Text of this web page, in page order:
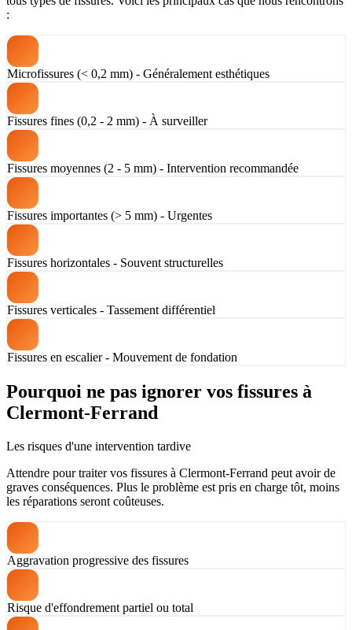
:
Microfissures (< 0,2 mm) - Généralement esthétiques
Fissures fines (0,2 - 2 mm) - À surveiller
Fissures moyennes (2 - 5 mm) - Intervention recommandée
Fissures importantes (> 5 mm) - Urgentes
Fissures horizontales - Souvent structurelles
Fissures verticales - Tassement différentiel
Fissures en escalier - Mouvement de fondation
Pourquoi ne pas ignorer vos fissures à
Clermont-Ferrand
Les risques d'une intervention tardive
Attendre pour traiter vos fissures à Clermont-Ferrand peut avoir de
graves conséquences. Plus le problème est pris en charge tôt, moins
les réparations seront coûteuses.
Aggravation progressive des fissures
Risque d'effondrement partiel ou total